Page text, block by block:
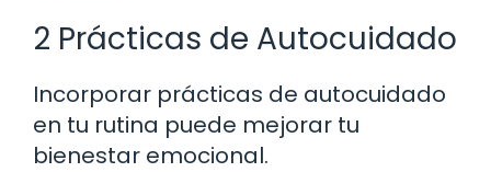
2 Prácticas de Autocuidado
Incorporar prácticas de autocuidado
en tu rutina puede mejorar tu
bienestar emocional.